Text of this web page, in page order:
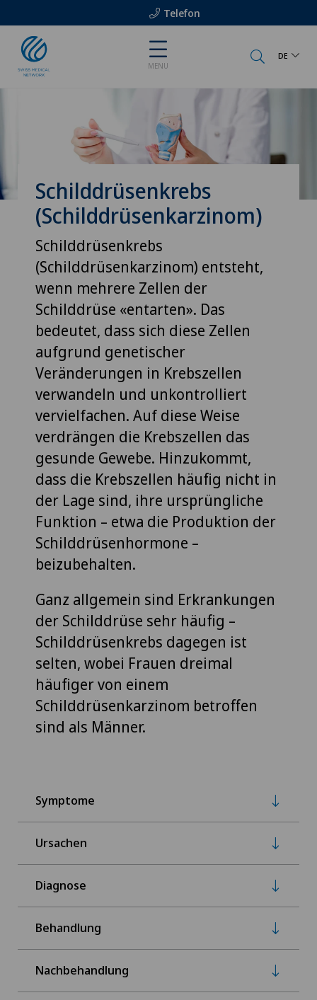
Telefon
MENU
DE
Schilddrüsenkrebs
(Schilddrüsenkarzinom)
Schilddrüsenkrebs
(Schilddrüsenkarzinom) entsteht,
wenn mehrere Zellen der
Schilddrüse «entarten». Das
bedeutet, dass sich diese Zellen
aufgrund genetischer
Veränderungen in Krebszellen
verwandeln und unkontrolliert
vervielfachen. Auf diese Weise
verdrängen die Krebszellen das
gesunde Gewebe. Hinzukommt,
dass die Krebszellen häufig nicht in
der Lage sind, ihre ursprüngliche
Funktion – etwa die Produktion der
Schilddrüsenhormone –
beizubehalten.
Ganz allgemein sind Erkrankungen
der Schilddrüse sehr häufig –
Schilddrüsenkrebs dagegen ist
selten, wobei Frauen dreimal
häufiger von einem
Schilddrüsenkarzinom betroffen
sind als Männer.
Symptome
Ursachen
Diagnose
Behandlung
Nachbehandlung